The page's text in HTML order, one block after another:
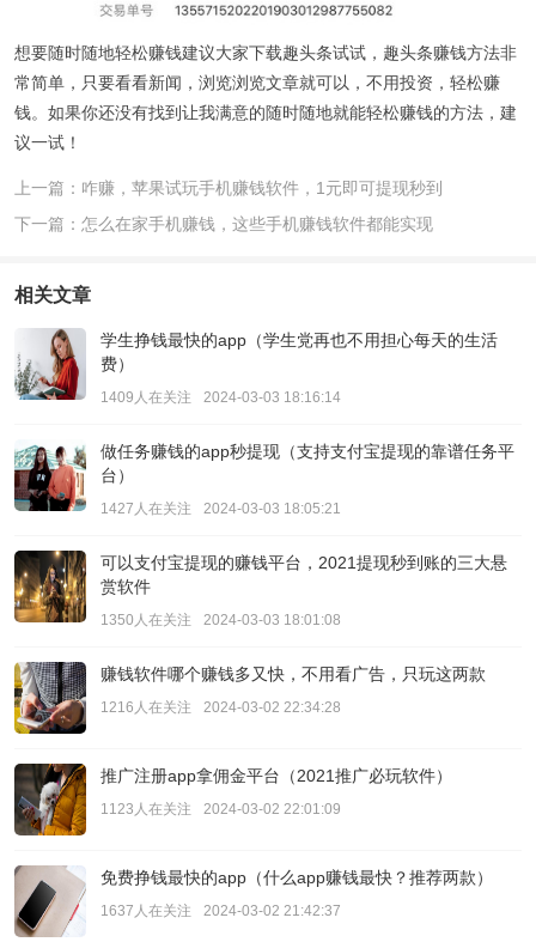
想要随时随地轻松赚钱建议大家下载趣头条试试，趣头条赚钱方法非
常简单，只要看看新闻，浏览浏览文章就可以，不用投资，轻松赚
钱。如果你还没有找到让我满意的随时随地就能轻松赚钱的方法，建
议一试！
上一篇：咋赚，苹果试玩手机赚钱软件，1元即可提现秒到
下一篇：怎么在家手机赚钱，这些手机赚钱软件都能实现
相关文章
学生挣钱最快的app（学生党再也不用担心每天的生活
费）
1409人在关注 2024-03-03 18:16:14
做任务赚钱的app秒提现（支持支付宝提现的靠谱任务平
台）
1427人在关注 2024-03-03 18:05:21
可以支付宝提现的赚钱平台，2021提现秒到账的三大悬
赏软件
1350人在关注 2024-03-03 18:01:08
赚钱软件哪个赚钱多又快，不用看广告，只玩这两款
1216人在关注 2024-03-02 22:34:28
推广注册app拿佣金平台（2021推广必玩软件）
1123人在关注 2024-03-02 22:01:09
免费挣钱最快的app（什么app赚钱最快？推荐两款）
1637人在关注 2024-03-02 21:42:37